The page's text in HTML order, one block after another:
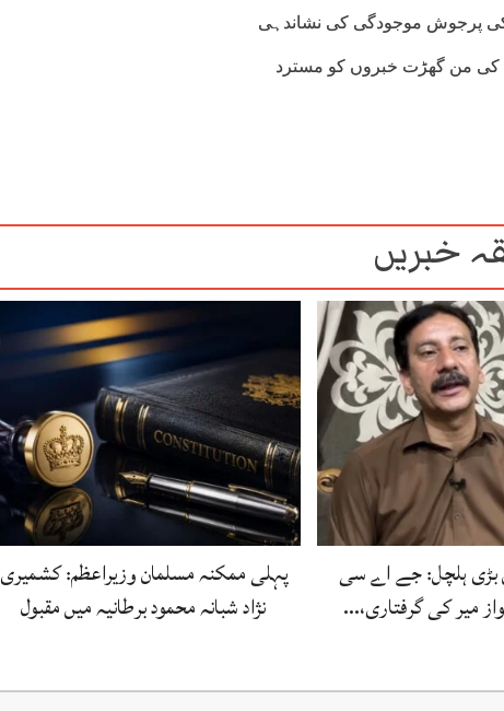
کی پرجوش موجودگی کی نشاندہی
من گھڑت خبروں کو مسترد
خبریں
بڑی ہلچل: جے اے سی
میر کی گرفتاری،…
پہلی ممکنہ مسلمان وزیراعظم: کشمیری
نژاد شبانہ محمود برطانیہ میں مقبول